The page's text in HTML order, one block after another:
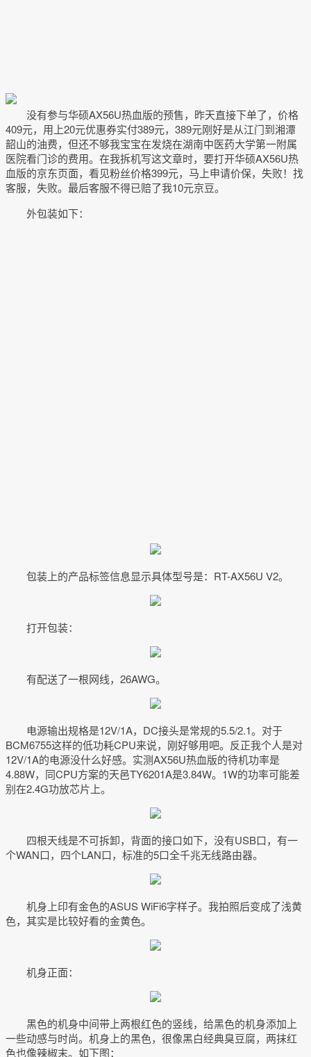
没有参与华硕AX56U热血版的预售，昨天直接下单了，价格
409元，用上20元优惠券实付389元，389元刚好是从江门到湘潭
韶山的油费，但还不够我宝宝在发烧在湖南中医药大学第一附属
医院看门诊的费用。在我拆机写这文章时，要打开华硕AX56U热
血版的京东页面，看见粉丝价格399元，马上申请价保，失败！找
客服，失败。最后客服不得已赔了我10元京豆。
外包装如下：
包装上的产品标签信息显示具体型号是：RT-AX56U V2。
打开包装：
有配送了一根网线，26AWG。
电源输出规格是12V/1A，DC接头是常规的5.5/2.1。对于
BCM6755这样的低功耗CPU来说，刚好够用吧。反正我个人是对
12V/1A的电源没什么好感。实测AX56U热血版的待机功率是
4.88W，同CPU方案的天邑TY6201A是3.84W。1W的功率可能差
别在2.4G功放芯片上。
四根天线是不可拆卸，背面的接口如下，没有USB口，有一
个WAN口，四个LAN口，标准的5口全千兆无线路由器。
机身上印有金色的ASUS WiFi6字样子。我拍照后变成了浅黄
色，其实是比较好看的金黄色。
机身正面：
黑色的机身中间带上两根红色的竖线，给黑色的机身添加上
一些动感与时尚。机身上的黑色，很像黑白经典臭豆腐，两抹红
色也像辣椒末。如下图：